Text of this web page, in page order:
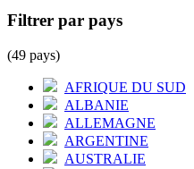
Filtrer par pays
(49 pays)
AFRIQUE DU SUD
ALBANIE
ALLEMAGNE
ARGENTINE
AUSTRALIE